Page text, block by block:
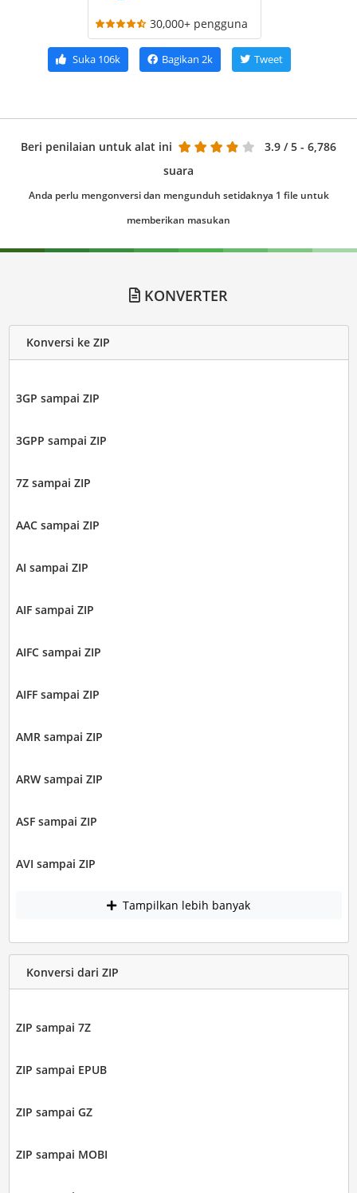
30,000+ pengguna
Suka106k Bagikan 2k Tweet
Beri penilaian untuk alat ini 3.9 / 5 - 6,786
suara
Anda perlu mengonversi dan mengunduh setidaknya 1 file untuk
memberikan masukan
KONVERTER
Konversi ke ZIP
3GP sampai ZIP
3GPP sampai ZIP
7Z sampai ZIP
AAC sampai ZIP
AI sampai ZIP
AIF sampai ZIP
AIFC sampai ZIP
AIFF sampai ZIP
AMR sampai ZIP
ARW sampai ZIP
ASF sampai ZIP
AVI sampai ZIP
Tampilkan lebih banyak
Konversi dari ZIP
ZIP sampai 7Z
ZIP sampai EPUB
ZIP sampai GZ
ZIP sampai MOBI